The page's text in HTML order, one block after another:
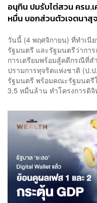
อนุทิน ปมรับไต่สวน ครม.
หมื่น บอกส่วนตัวเจตนาสุ
วันนี้ (4 พฤศจิกายน) ที่ทำเ
รัฐมนตรี และรัฐมนตรีว่ากา
การเตรียมพร้อมสู้คดีกรณีที่
ปรามการทุจริตแห่งชาติ (ป.
รัฐมนตรี พร้อมคณะรัฐมนต
3.5 หมื่นล้าน ทำโครงการดิ